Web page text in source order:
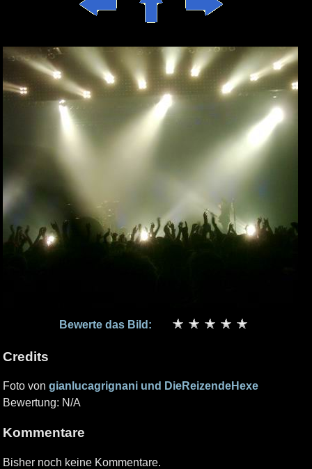
Bewerte das Bild:
Credits
Foto von gianlucagrignani und DieReizendeHexe
Bewertung: N/A
Kommentare
Bisher noch keine Kommentare.